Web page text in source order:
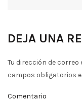
DEJA UNA
Tu dirección de
campos obligatorios
Comentario